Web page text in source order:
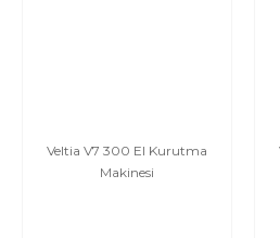
Veltia V7 300 El Kurutma
Makinesi